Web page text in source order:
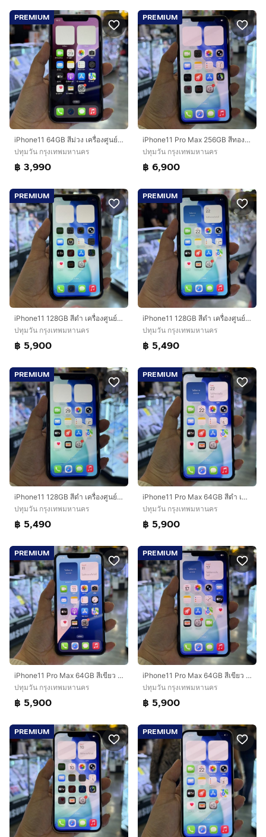
PREMIUM
iPhone11 64GB สีม่วง เครื่องศูนย์ โมเดลTH สภาพสวยมากๆ🔥🔥
ปทุมวัน กรุงเทพมหานคร
฿ 3,990
PREMIUM
iPhone11 Pro Max 256GB สีทอง เครื่องศูนย์ โมเดลTH สภาพสวยมากๆ🔥🔥
ปทุมวัน กรุงเทพมหานคร
฿ 6,900
PREMIUM
iPhone11 128GB สีดำ เครื่องศูนย์ โมเดลTH สภาพสวยมากๆ🔥🔥
ปทุมวัน กรุงเทพมหานคร
฿ 5,900
PREMIUM
iPhone11 128GB สีดำ เครื่องศูนย์ โมเดลTH สภาพสวยมากๆ🔥🔥
ปทุมวัน กรุงเทพมหานคร
฿ 5,490
PREMIUM
iPhone11 128GB สีดำ เครื่องศูนย์ โมเดลTH สภาพสวยมากๆ🔥🔥
ปทุมวัน กรุงเทพมหานคร
฿ 5,490
PREMIUM
iPhone11 Pro Max 64GB สีดำ เครื่องศูนย์ โมเดลTH สภาพสวยมากๆ🔥🔥
ปทุมวัน กรุงเทพมหานคร
฿ 5,900
PREMIUM
iPhone11 Pro Max 64GB สีเขียว เครื่องศูนย์ โมเดลTH สภาพสวยมากๆ 🔥🔥
ปทุมวัน กรุงเทพมหานคร
฿ 5,900
PREMIUM
iPhone11 Pro Max 64GB สีเขียว เครื่องศูนย์ โมเดลTH สภาพสวยมากๆ สุขภาพแบต100%(แบตใหม่)🩷🩷
ปทุมวัน กรุงเทพมหานคร
฿ 5,900
PREMIUM PREMIUM